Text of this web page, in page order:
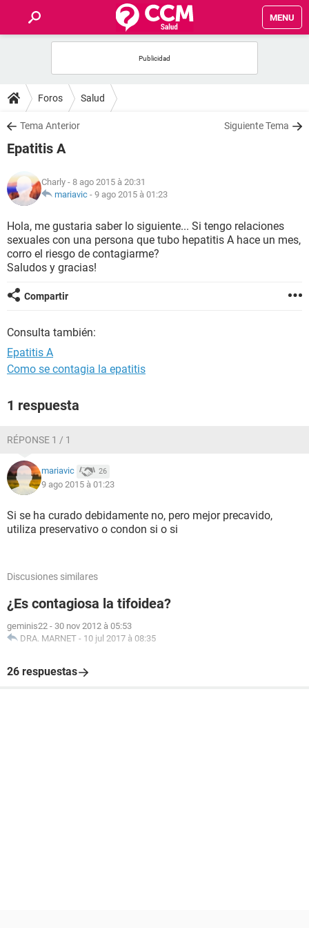
MENU
FORUMS
SALUD
FAMILIA
NUTRICIÓN
BIENESTAR
SEXUALIDAD
GLOSARIO
Foros Salud
Tema Anterior Siguiente Tema
Epatitis A
Charly - 8 ago 2015 à 20:31
mariavic - 9 ago 2015 à 01:23
Hola, me gustaria saber lo siguiente... Si tengo relaciones
sexuales con una persona que tubo hepatitis A hace un mes,
corro el riesgo de contagiarme?
Saludos y gracias!
Compartir
Consulta también:
Epatitis A
Como se contagia la epatitis
1 respuesta
RÉPONSE 1 / 1
mariavic 26
9 ago 2015 à 01:23
Si se ha curado debidamente no, pero mejor precavido,
utiliza preservativo o condon si o si
Discusiones similares
¿Es contagiosa la tifoidea?
geminis22 - 30 nov 2012 à 05:53
DRA. MARNET - 10 jul 2017 à 08:35
26 respuestas